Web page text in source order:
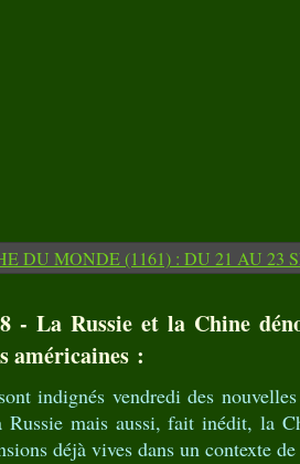
- La Russie et la Chine
américaines :
indignés vendredi des
Russie mais aussi, fait inédit, la
déjà vives dans un contexte